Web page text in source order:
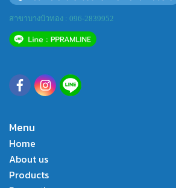
สาขาบางบัวทอง : 096-2839952
Menu
Home
About us
Products